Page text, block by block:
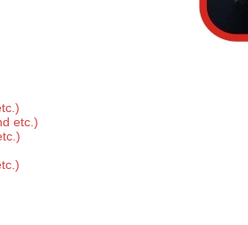
etc.)